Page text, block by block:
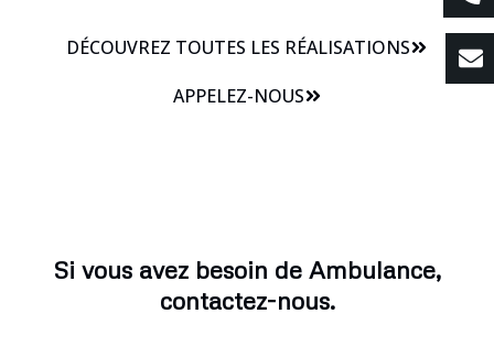
DÉCOUVREZ TOUTES LES RÉALISATIONS
APPELEZ-NOUS
Si vous avez besoin de Ambulance,
contactez-nous.